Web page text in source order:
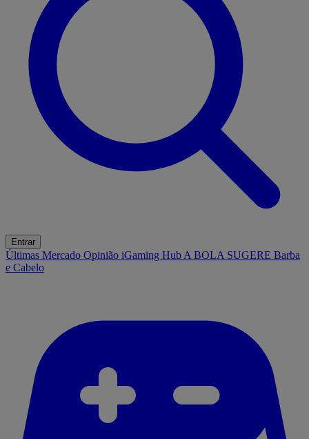
Entrar
Últimas Mercado Opinião iGaming Hub A BOLA SUGERE Barba
e Cabelo